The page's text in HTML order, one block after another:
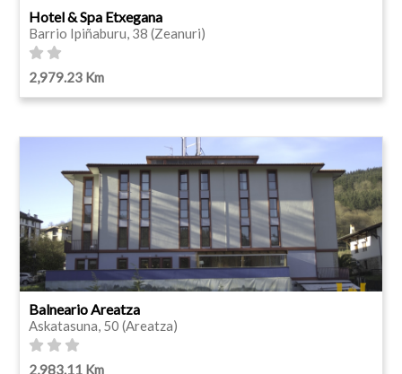
Hotel & Spa Etxegana
Barrio Ipiñaburu, 38 (Zeanuri)
2,979.23 Km
Balneario Areatza
Askatasuna, 50 (Areatza)
2,983.11 Km